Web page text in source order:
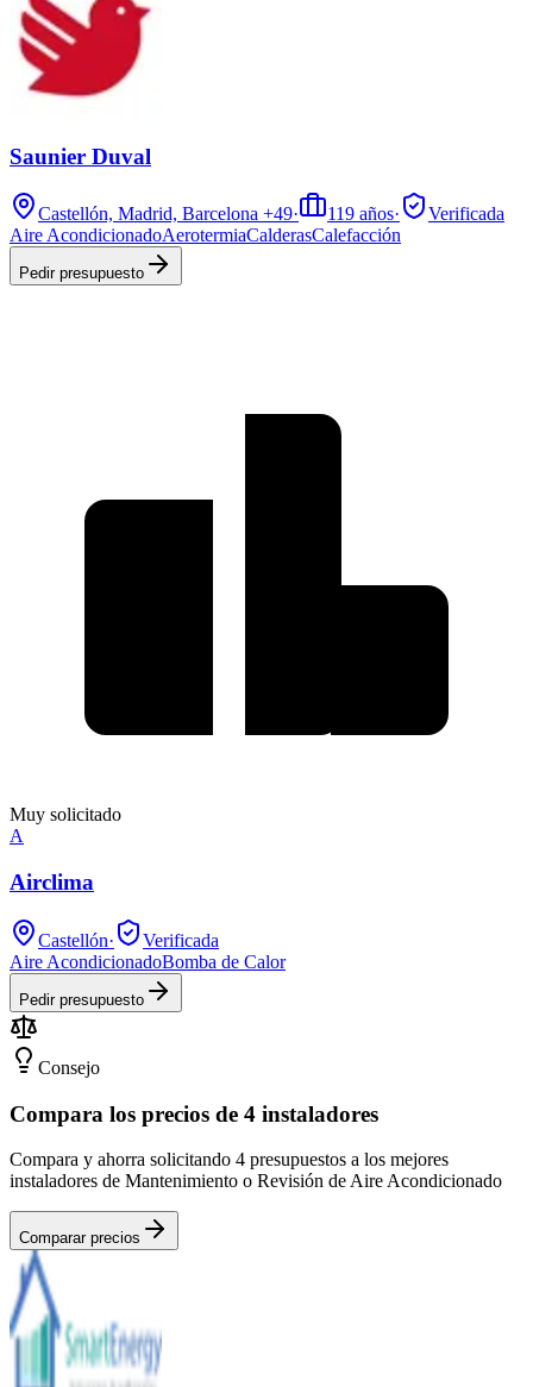
Saunier Duval
Castellón, Madrid, Barcelona +49· 119 años·
Verificada
Aire AcondicionadoAerotermiaCalderasCalefacción
Pedir presupuesto
Muy solicitado
A
Airclima
Castellón·
Verificada
Aire AcondicionadoBomba de Calor
Pedir presupuesto
Consejo
Compara los precios de 4 instaladores
Compara y ahorra solicitando 4 presupuestos a los mejores
instaladores de Mantenimiento o Revisión de Aire Acondicionado
Comparar precios